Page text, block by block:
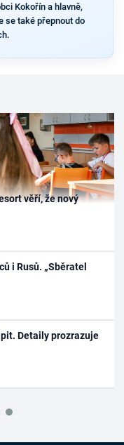
Kokořín a hlavně,
se také přepnout do
věří, že nový
i Rusů. „Sběratel
Detaily prozrazuje